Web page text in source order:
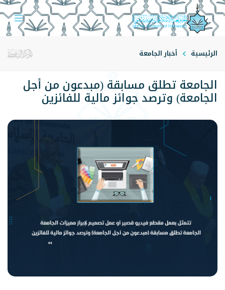
الرئيسية أخبار الجامعة
الجامعة تطلق مسابقة (مبدعون من أجل
الجامعة) وترصد جوائز مالية للفائزين